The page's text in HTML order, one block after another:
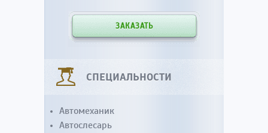
ЗАКАЗАТЬ
СПЕЦИАЛЬНОСТИ
Автомеханик
Автослесарь